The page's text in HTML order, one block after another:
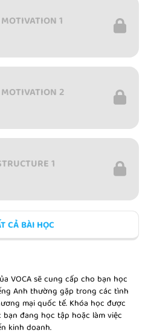
1
2
1
2
CULTURES 1
CẢ BÀI HỌC
VOCA sẽ cung cấp cho bạn học
Anh thường gặp trong các tình
mại quốc tế. Khóa học được
đang học tập hoặc làm việc
kinh doanh.